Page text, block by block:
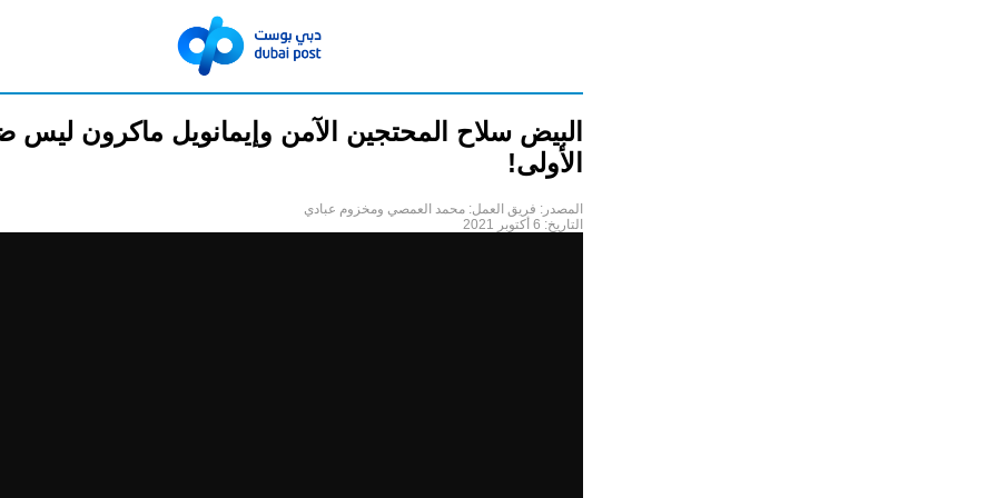
البيض سلاح المحتجين الآمن وإيمانويل ماكرون ليس
الأولى!
المصدر: فريق العمل: محمد العمصي ومخزوم عبادي
التاريخ: 6 أكتوبر 2021